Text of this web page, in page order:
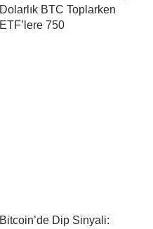
Dolarlık BTC Toplarken
ETF’lere 750
Bitcoin’de Dip Sinyali: